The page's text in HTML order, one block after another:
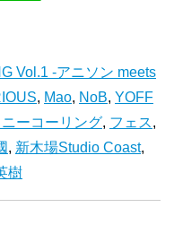
Vol.1 -アニソン meets
, Mao, NoB, YOFF
ーコーリング, フェス,
, 新木場Studio Coast,
樹